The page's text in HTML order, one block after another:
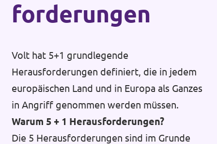
forderungen
Volt hat 5+1 grundlegende
Herausforderungen definiert, die in jedem
europäischen Land und in Europa als Ganzes
in Angriff genommen werden müssen.
Warum 5 + 1 Herausforderungen?
Die 5 Herausforderungen sind im Grunde